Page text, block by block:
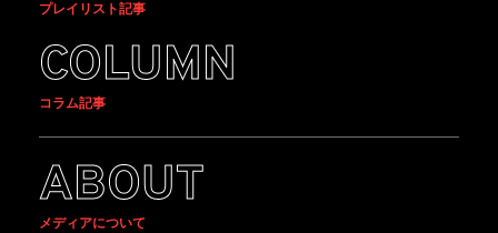
プレイリスト記事
COLUMN
コラム記事
ABOUT
メディアについて